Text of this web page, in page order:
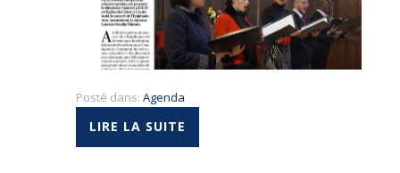
Posté dans: Agenda
LIRE LA SUITE